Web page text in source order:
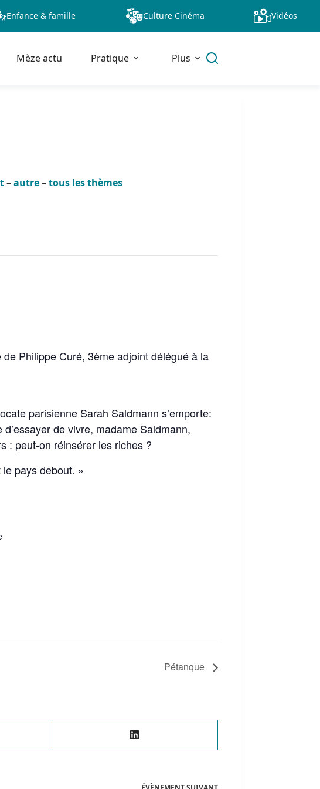
Enfance & famille Culture Cinéma Vidéos
Mèze actu Pratique Plus
–autre–tous les thèmes
Philippe Curé, 3ème adjoint délégué à la
parisienne Sarah Saldmann s’emporte:
de vivre, madame Saldmann,
: peut-on réinsérer les riches ?
pays debout. »
Pétanque